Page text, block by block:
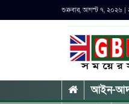
শুক্রবার, আগস্ট ৭, ২০২৬ |
আইন-